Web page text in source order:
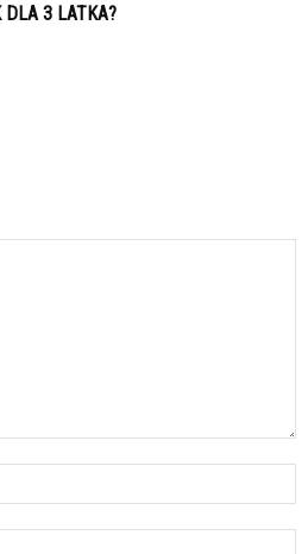
3 LATKA?